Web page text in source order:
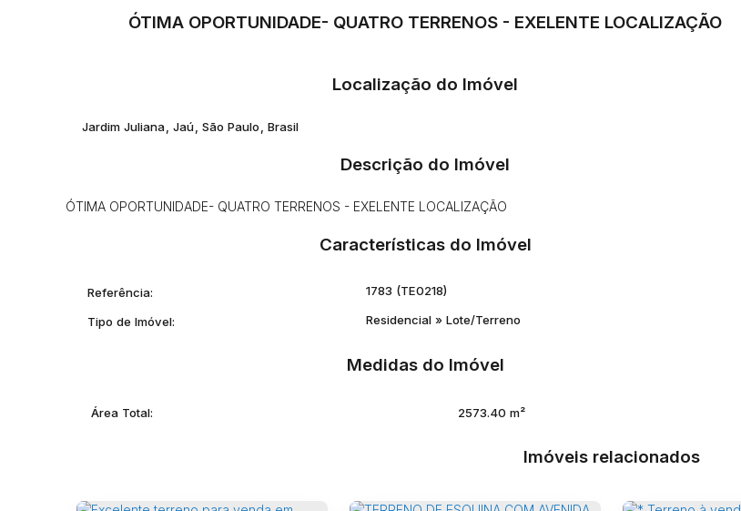
ÓTIMA OPORTUNIDADE- QUATRO TERRENOS - EXELENTE LOCALIZAÇÃO
Localização do Imóvel
Jardim Juliana Jaú São Paulo Brasil
Descrição do Imóvel
ÓTIMA OPORTUNIDADE- QUATRO TERRENOS - EXELENTE LOCALIZAÇÃO
Características do Imóvel
Referência: 1783 (TE0218)
Tipo de Imóvel: Residencial » Lote/Terreno
Medidas do Imóvel
Área Total: 2573.40 m²
Imóveis relacionados